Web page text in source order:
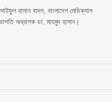
হাসান বাদল, বাংলাদেশ মেডিক্যাল
অধ্যাপক ডা. মাহমুদ হাসান।